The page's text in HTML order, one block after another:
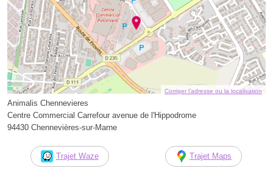
Corriger l’adresse ou la localisation
Animalis Chennevieres
Centre Commercial Carrefour avenue de l'Hippodrome
94430 Chennevières-sur-Marne
Trajet Waze Trajet Maps